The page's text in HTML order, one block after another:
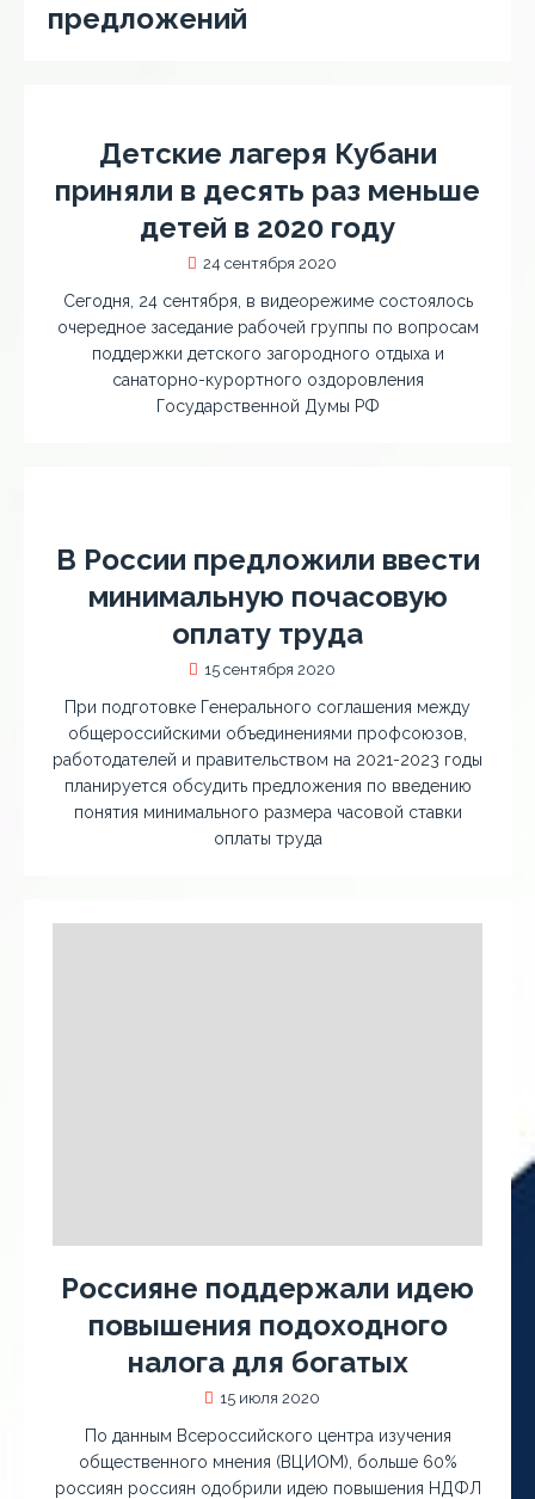
предложений
Детские лагеря Кубани
приняли в десять раз меньше
детей в 2020 году
24 сентября 2020
Сегодня, 24 сентября, в видеорежиме состоялось
очередное заседание рабочей группы по вопросам
поддержки детского загородного отдыха и
санаторно-курортного оздоровления
Государственной Думы РФ
В России предложили ввести
минимальную почасовую
оплату труда
15 сентября 2020
При подготовке Генерального соглашения между
общероссийскими объединениями профсоюзов,
работодателей и правительством на 2021-2023 годы
планируется обсудить предложения по введению
понятия минимального размера часовой ставки
оплаты труда
Россияне поддержали идею
повышения подоходного
налога для богатых
15 июля 2020
По данным Всероссийского центра изучения
общественного мнения (ВЦИОМ), больше 60%
россиян россиян одобрили идею повышения НДФЛ